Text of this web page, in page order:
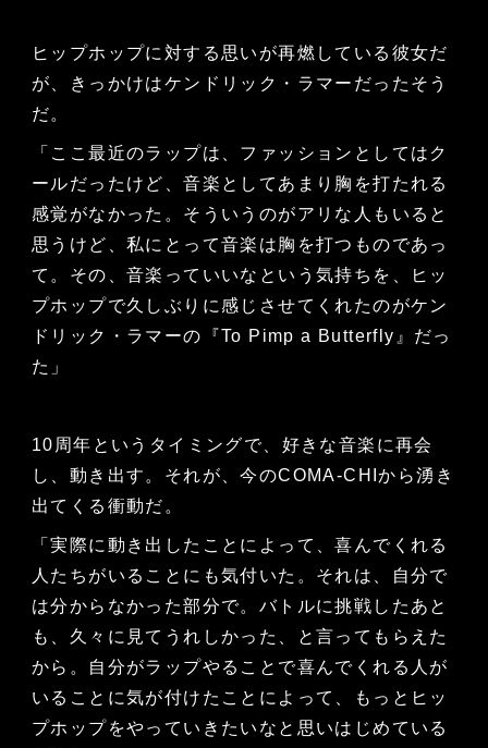
ヒップホップに対する思いが再燃している彼女だ
が、きっかけはケンドリック・ラマーだったそう
だ。
「ここ最近のラップは、ファッションとしてはク
ールだったけど、音楽としてあまり胸を打たれる
感覚がなかった。そういうのがアリな人もいると
思うけど、私にとって音楽は胸を打つものであっ
て。その、音楽っていいなという気持ちを、ヒッ
プホップで久しぶりに感じさせてくれたのがケン
ドリック・ラマーの『To Pimp a Butterfly』だっ
た」
10周年というタイミングで、好きな音楽に再会
し、動き出す。それが、今のCOMA-CHIから湧き
出てくる衝動だ。
「実際に動き出したことによって、喜んでくれる
人たちがいることにも気付いた。それは、自分で
は分からなかった部分で。バトルに挑戦したあと
も、久々に見てうれしかった、と言ってもらえた
から。自分がラップやることで喜んでくれる人が
いることに気が付けたことによって、もっとヒッ
プホップをやっていきたいなと思いはじめている